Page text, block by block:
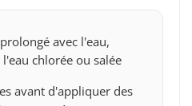
avec l'eau,
chlorée ou salée
avant d'appliquer des